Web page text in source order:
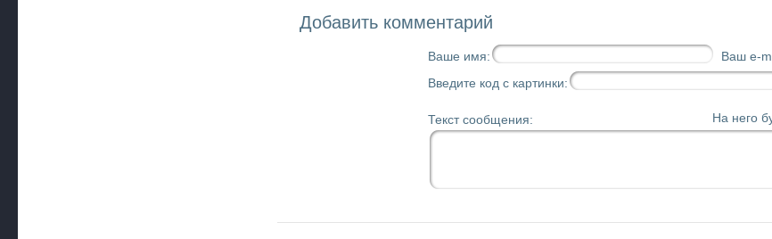
Добавить комментарий
Ваше имя:
Ваш e-
Введите код с картинки:
Текст сообщения:
На него